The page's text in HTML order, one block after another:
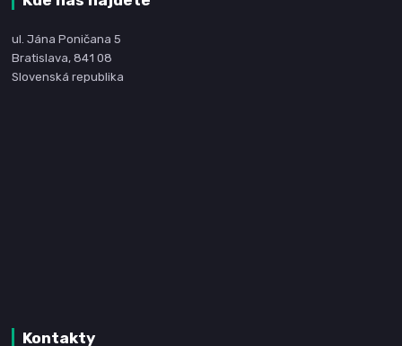
ul. Jána Poničana 5
Bratislava, 841 08
Slovenská republika
Kontakty